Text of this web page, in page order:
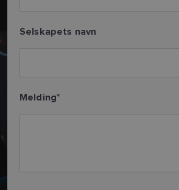
Selskapets navn
Melding*